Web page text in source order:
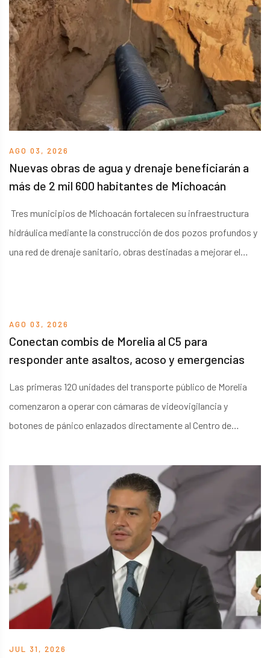
AGO 03, 2026
Nuevas obras de agua y drenaje beneficiarán a
más de 2 mil 600 habitantes de Michoacán
Tres municipios de Michoacán fortalecen su infraestructura
hidráulica mediante la construcción de dos pozos profundos y
una red de drenaje sanitario, obras destinadas a mejorar el
AGO 03, 2026
Conectan combis de Morelia al C5 para
responder ante asaltos, acoso y emergencias
Las primeras 120 unidades del transporte público de Morelia
comenzaron a operar con cámaras de videovigilancia y
botones de pánico enlazados directamente al Centro de
Inteligencia, como parte de una estrategia para mejorar la
seguridad durante los recorridos.
JUL 31, 2026